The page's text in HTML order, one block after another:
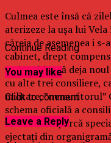
Culmea este însă că
aterizeze la ușa lui
căreia de asemenea i
cabinet, drept
mai vorbim că deja
cu alte trei consiliere,
militare, ”nemuritorul”
schema oficială a
modalitate parcă
ejectați din
Continue Reading
You may like
Click to comment
Leave a Reply